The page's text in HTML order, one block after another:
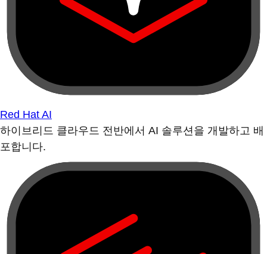
Red Hat AI
하이브리드 클라우드 전반에서 AI 솔루션을 개발하고 배
포합니다.